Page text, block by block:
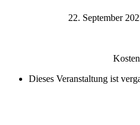
22. September
Dieses Veranstaltung ist